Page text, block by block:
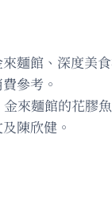
麵館、深度美食
參考。
來麵館的花膠
陳欣健。